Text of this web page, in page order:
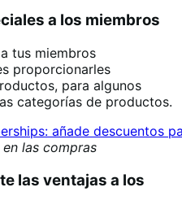
a los miembros
tus miembros
proporcionarles
para algunos
categorías de productos.
las compras
las ventajas a los